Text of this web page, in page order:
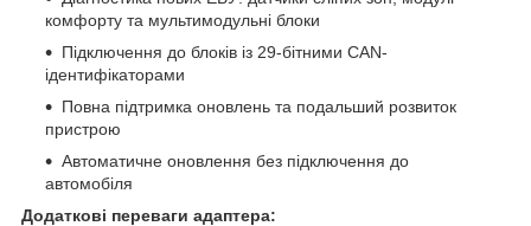
комфорту та мультимодульні блоки
Підключення до блоків із 29-бітними CAN-
ідентифікаторами
Повна підтримка оновлень та подальший розвиток
пристрою
Автоматичне оновлення без підключення до
автомобіля
Додаткові переваги адаптера: